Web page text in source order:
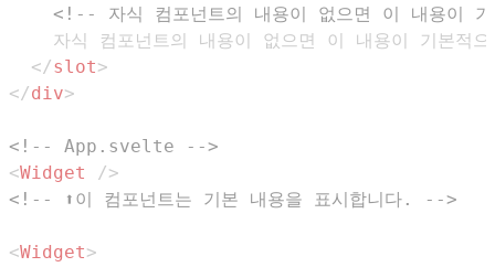
<!-- 자식 컴포넌트의 내용이 없으면 이 내용이
</slot>
</div>
<!-- App.svelte -->
<Widget
/>
<!-- ⬆️이 컴포넌트는 기본 내용을 표시합니다. -->
<Widget>